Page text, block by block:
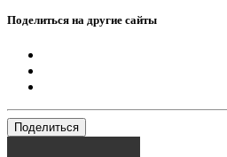
Поделиться на другие сайты
Поделиться